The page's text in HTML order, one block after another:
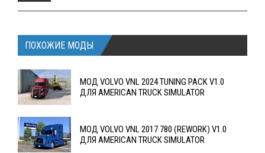
ПОХОЖИЕ МОДЫ
МОД VOLVO VNL 2024 TUNING PACK V1.0
ДЛЯ AMERICAN TRUCK SIMULATOR
МОД VOLVO VNL 2017 780 (REWORK) V1.0
ДЛЯ AMERICAN TRUCK SIMULATOR